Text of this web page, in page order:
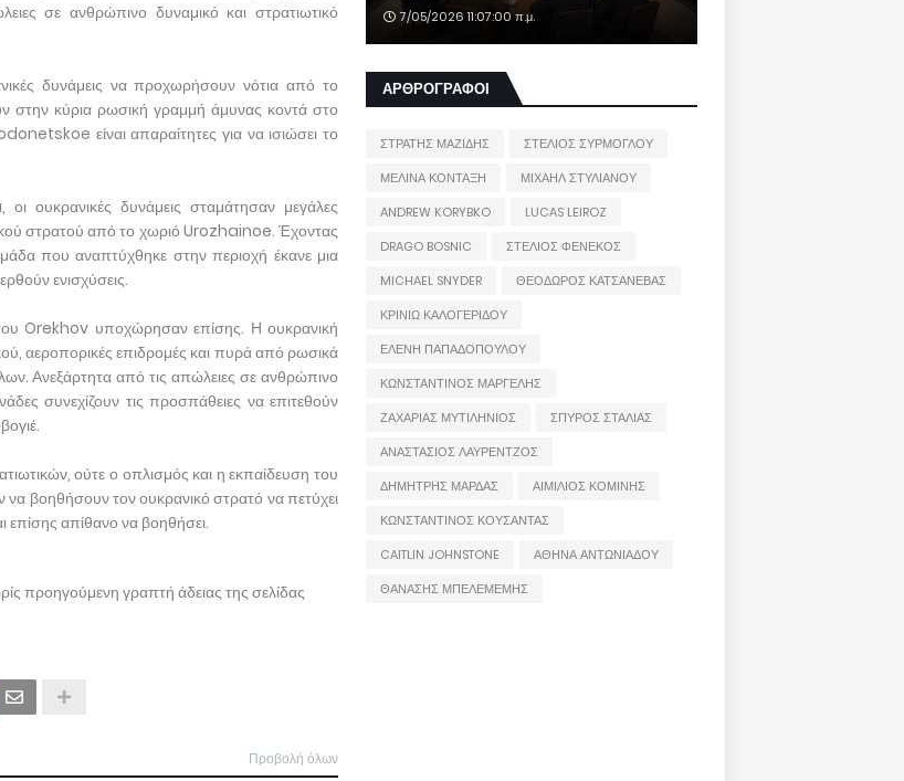
σε ανθρώπινο δυναμικό και στρατιωτικό
δυνάμεις να προχωρήσουν νότια από το
κύρια ρωσική γραμμή άμυνας κοντά στο
είναι απαραίτητες για να ισιώσει το
ουκρανικές δυνάμεις σταμάτησαν μεγάλες
στρατού από το χωριό Urozhainoe. Έχοντας
που αναπτύχθηκε στην περιοχή έκανε μια
ενισχύσεις.
Orekhov υποχώρησαν επίσης. Η ουκρανική
αεροπορικές επιδρομές και πυρά από ρωσικά
Ανεξάρτητα από τις απώλειες σε ανθρώπινο
συνεχίζουν τις προσπάθειες να επιτεθούν
ούτε ο οπλισμός και η εκπαίδευση του
να βοηθήσουν τον ουκρανικό στρατό να πετύχει
επίσης απίθανο να βοηθήσει.
προηγούμενη γραπτή άδειας της σελίδας
Προβολή όλων
7/05/2026 11:07:00 π.μ.
ΑΡΘΡΟΓΡΑΦΟΙ
ΣΤΡΑΤΗΣ ΜΑΖΙΔΗΣ
ΣΤΕΛΙΟΣ ΣΥΡΜΟΓΛΟΥ
ΜΕΛΙΝΑ ΚΟΝΤΑΞΗ
ΜΙΧΑΗΛ ΣΤΥΛΙΑΝΟΥ
ANDREW KORYBKO
LUCAS LEIROZ
DRAGO BOSNIC
ΣΤΕΛΙΟΣ ΦΕΝΕΚΟΣ
MICHAEL SNYDER
ΘΕΟΔΩΡΟΣ ΚΑΤΣΑΝΕΒΑΣ
ΚΡΙΝΙΩ ΚΑΛΟΓΕΡΙΔΟΥ
ΕΛΕΝΗ ΠΑΠΑΔΟΠΟΥΛΟΥ
ΚΩΝΣΤΑΝΤΙΝΟΣ ΜΑΡΓΕΛΗΣ
ΖΑΧΑΡΙΑΣ ΜΥΤΙΛΗΝΙΟΣ
ΣΠΥΡΟΣ ΣΤΑΛΙΑΣ
ΑΝΑΣΤΑΣΙΟΣ ΛΑΥΡΕΝΤΖΟΣ
ΔΗΜΗΤΡΗΣ ΜΑΡΔΑΣ
ΑΙΜΙΛΙΟΣ ΚΟΜΙΝΗΣ
ΚΩΝΣΤΑΝΤΙΝΟΣ ΚΟΥΣΑΝΤΑΣ
CAITLIN JOHNSTONE
ΑΘΗΝΑ ΑΝΤΩΝΙΑΔΟΥ
ΘΑΝΑΣΗΣ ΜΠΕΛΕΜΕΜΗΣ